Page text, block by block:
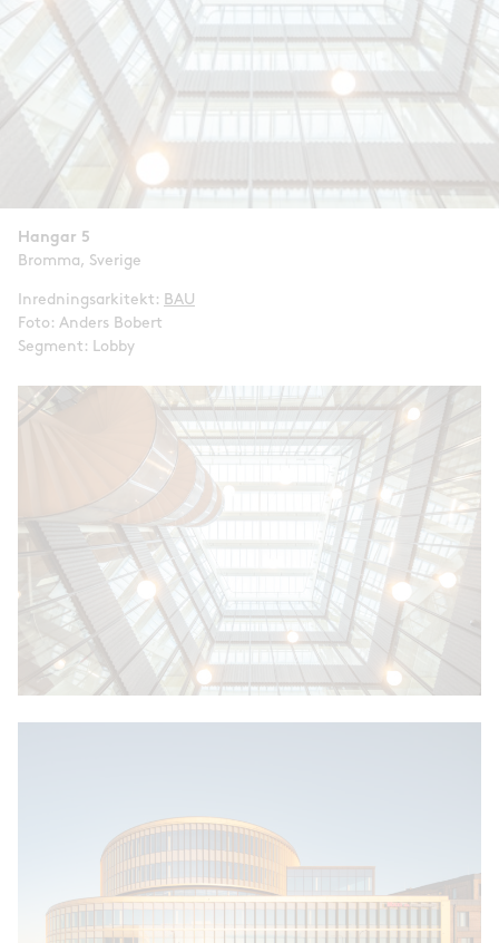
Hangar 5
Bromma, Sverige
Inredningsarkitekt: BAU
Foto: Anders Bobert
Segment: Lobby